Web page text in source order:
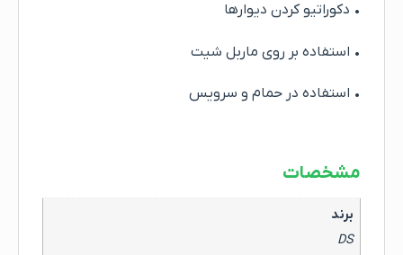
• دکوراتیو کردن دیوارها
• استفاده بر روی ماربل شیت
• استفاده در حمام و سرویس
مشخصات
برند
DS